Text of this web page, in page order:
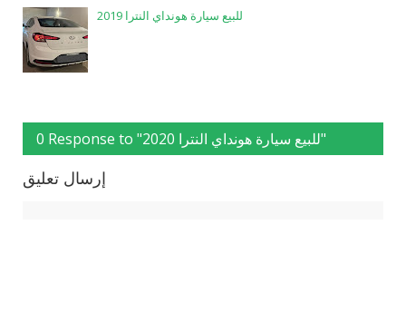
للبيع سيارة هونداي النترا 2019
0 Response to "للبيع سيارة هونداي النترا 2020"
إرسال تعليق